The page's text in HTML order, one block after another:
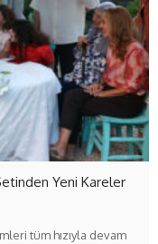
Yeni Kareler
tüm hızıyla devam